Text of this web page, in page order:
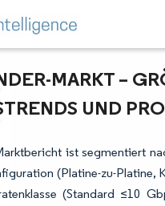
MARKT –
UND
ist segmentiert
(Platine-zu-Platine,
(Standard ≤10